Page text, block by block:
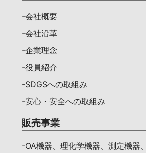
-会社概要
-会社沿革
-企業理念
-役員紹介
-SDGSへの取組み
-安心・安全への取組み
販売事業
-OA機器、理化学機器、測定機器